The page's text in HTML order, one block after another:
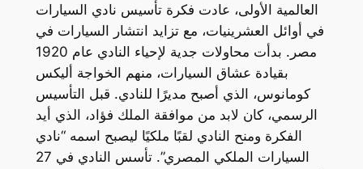
العالمية الأولى، عادت فكرة تأسيس نادي السيارات
في أوائل العشرينيات، مع تزايد انتشار السيارات في
مصر. بدأت محاولات جدية لإحياء النادي عام 1920
بقيادة عشاق السيارات، منهم الخواجة أليكس
كومانوس، الذي أصبح مديرًا للنادي. قبل التأسيس
الرسمي، كان لابد من موافقة الملك فؤاد، الذي أيد
الفكرة ومنح النادي لقبًا ملكيًا ليصبح اسمه “نادي
السيارات الملكي المصري”. تأسس النادي في 27